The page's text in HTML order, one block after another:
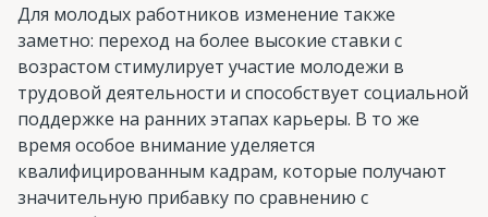
Для молодых работников изменение также
заметно: переход на более высокие ставки с
возрастом стимулирует участие молодежи в
трудовой деятельности и способствует социальной
поддержке на ранних этапах карьеры. В то же
время особое внимание уделяется
квалифицированным кадрам, которые получают
значительную прибавку по сравнению с